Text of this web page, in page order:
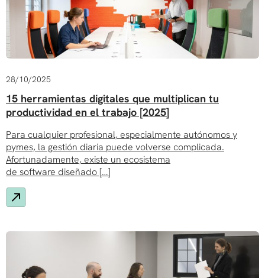
28/10/2025
15 herramientas digitales que multiplican tu
productividad en el trabajo [2025]
Para cualquier profesional, especialmente autónomos y
pymes, la gestión diaria puede volverse complicada.
Afortunadamente, existe un ecosistema
de software diseñado […]